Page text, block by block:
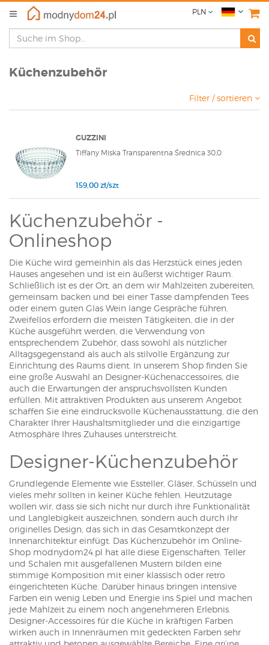
PLN
Küchenzubehör
Filter / sortieren
GUZZINI
Tiffany Miska Transparentna Średnica 30,0
159,00 zł/szt
Küchenzubehör -
Onlineshop
Die Küche wird gemeinhin als das Herzstück eines jeden
Hauses angesehen und ist ein äußerst wichtiger Raum.
Schließlich ist es der Ort, an dem wir Mahlzeiten zubereiten,
gemeinsam backen und bei einer Tasse dampfenden Tees
oder einem guten Glas Wein lange Gespräche führen.
Zweifellos erfordern die meisten Tätigkeiten, die in der
Küche ausgeführt werden, die Verwendung von
entsprechendem Zubehör, dass sowohl als nützlicher
Alltagsgegenstand als auch als stilvolle Ergänzung zur
Einrichtung des Raums dient. In unserem Shop finden Sie
eine große Auswahl an Designer-Küchenaccessoires, die
auch die Erwartungen der anspruchsvollsten Kunden
erfüllen. Mit attraktiven Produkten aus unserem Angebot
schaffen Sie eine eindrucksvolle Küchenausstattung, die den
Charakter Ihrer Haushaltsmitglieder und die einzigartige
Atmosphäre Ihres Zuhauses unterstreicht.
Designer-Küchenzubehör
Grundlegende Elemente wie Essteller, Gläser, Schüsseln und
vieles mehr sollten in keiner Küche fehlen. Heutzutage
wollen wir, dass sie sich nicht nur durch ihre Funktionalität
und Langlebigkeit auszeichnen, sondern auch durch ihr
originelles Design, das sich in das Gesamtkonzept der
Innenarchitektur einfügt. Das Küchenzubehör im Online-
Shop modnydom24.pl hat alle diese Eigenschaften. Teller
und Schalen mit ausgefallenen Mustern bilden eine
stimmige Komposition mit einer klassisch oder retro
eingerichteten Küche. Darüber hinaus bringen intensive
Farben ein wenig Leben und Energie ins Spiel und machen
jede Mahlzeit zu einem noch angenehmeren Erlebnis.
Designer-Accessoires für die Küche in kräftigen Farben
wirken auch in Innenräumen mit gedeckten Farben sehr